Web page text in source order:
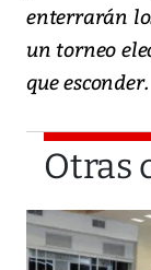
enterrarán
un torneo
que esconder.
Otras